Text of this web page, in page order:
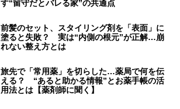
す“留守だとバレる家”の共通点
前髪のセット、スタイリング剤を「表面」に
塗ると失敗？ 実は“内側の根元”が正解…崩
れない整え方とは
旅先で「常用薬」を切らした…薬局で何を伝
える？ “あると助かる情報”とお薬手帳の活
用法とは【薬剤師に聞く】